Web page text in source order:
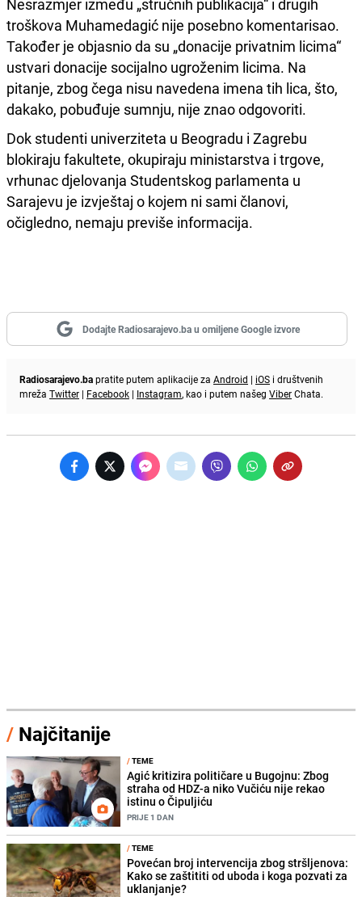
troškova Muhamedagić nije posebno komentarisao.
Također je objasnio da su „donacije privatnim licima“
ustvari donacije socijalno ugroženim licima. Na
pitanje, zbog čega nisu navedena imena tih lica, što,
dakako, pobuđuje sumnju, nije znao odgovoriti.
Dok studenti univerziteta u Beogradu i Zagrebu
blokiraju fakultete, okupiraju ministarstva i trgove,
vrhunac djelovanja Studentskog parlamenta u
Sarajevu je izvještaj o kojem ni sami članovi,
očigledno, nemaju previše informacija.
Dodajte Radiosarajevo.ba u omiljene Google izvore
Radiosarajevo.bapratite putem aplikacije za Android | iOS i društvenih
mreža Twitter | Facebook | Instagram, kao i putem našeg ViberChata.
/ Najčitanije
/TEME
Agić kritizira političare u Bugojnu: Zbog
straha od HDZ-a niko Vučiću nije rekao
istinu o Čipuljiću
PRIJE 1 DAN
/TEME
Povećan broj intervencija zbog stršljenova:
Kako se zaštititi od uboda i koga pozvati za
uklanjanje?